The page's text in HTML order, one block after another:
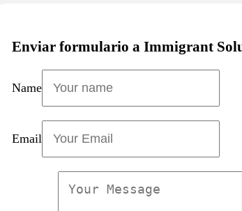
Enviar formulario a Immigrant
Name
Email